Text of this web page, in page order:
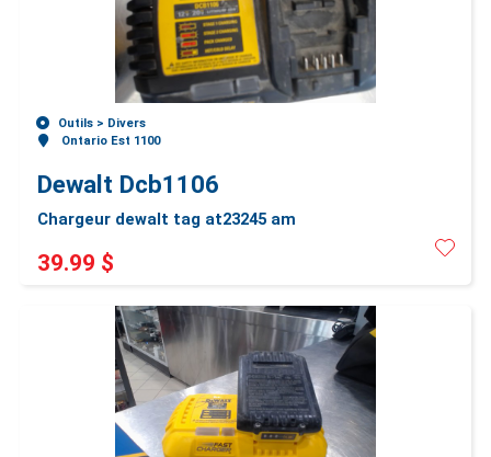
Outils > Divers
Ontario Est 1100
Dewalt Dcb1106
Chargeur dewalt tag at23245 am
39.99 $